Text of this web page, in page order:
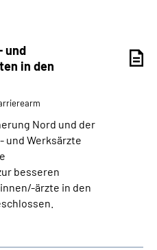
und
in den
Nord und der
und Werksärzte
besseren
ärzte in den